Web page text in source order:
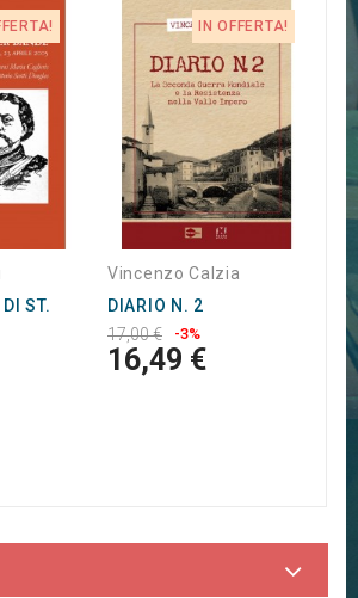
ST.
IN OFFERTA!
Vincenzo Calzia
DIARIO N. 2
17,00 €
-3%
16,49 €